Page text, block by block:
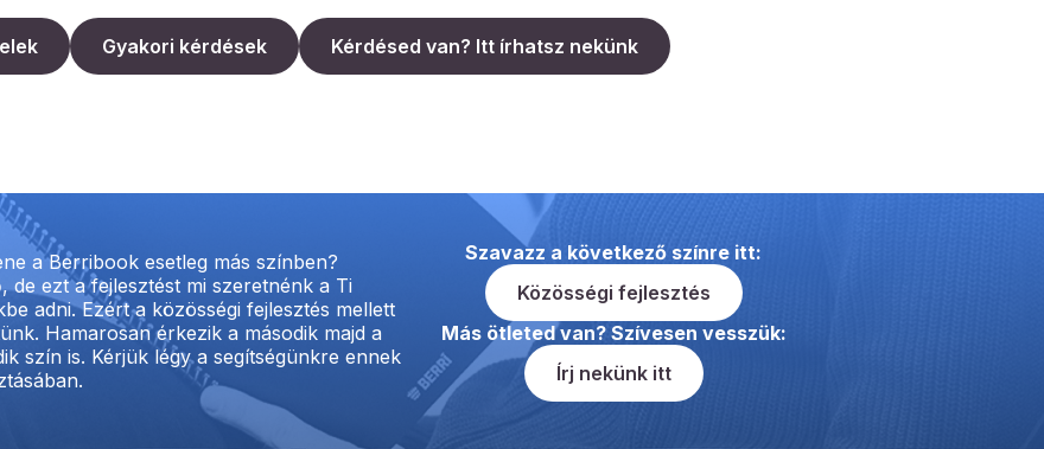
Gyakori kérdések Kérdésed van? Itt írhatsz nekünk
a Berribook esetleg más színben?
de ezt a fejlesztést mi szeretnénk a Ti
adni. Ezért a közösségi fejlesztés mellett
Hamarosan érkezik a második majd a
szín is. Kérjük légy a segítségünkre ennek
Szavazz a következő színre itt:
Közösségi fejlesztés
Más ötleted van? Szívesen vesszük:
Írj nekünk itt